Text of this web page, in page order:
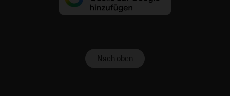
Nach oben